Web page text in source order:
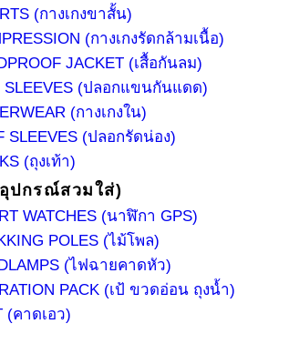
(กางเกงขาสั้น)
(กางเกงรัดกล้ามเนื้อ)
JACKET (เสื้อกันลม)
SLEEVES (ปลอกแขนกันแดด)
(กางเกงใน)
SLEEVES (ปลอกรัดน่อง)
(ถุงเท้า)
ปกรณ์สวมใส่)
WATCHES (นาฬิกา GPS)
POLES (ไม้โพล)
(ไฟฉายคาดหัว)
PACK (เป้ ขวดอ่อน ถุงน้ำ)
(คาดเอว)